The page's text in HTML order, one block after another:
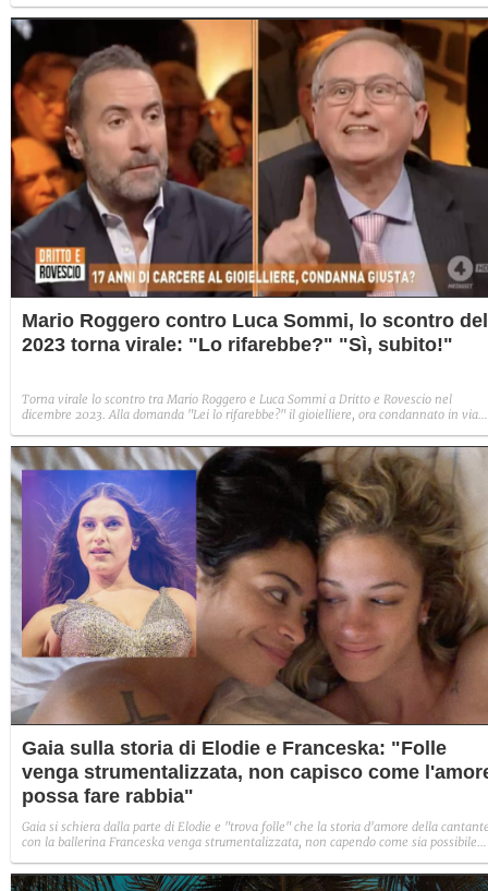
Mario Roggero contro Luca Sommi, lo scontro del
2023 torna virale: "Lo rifarebbe?" "Sì, subito!"
Torna virale lo scontro tra Mario Roggero e Luca Sommi a Dritto e Rovescio nel
dicembre 2023. Alla domanda "Lei lo rifarebbe?" il gioielliere, ora condannato in via
Gaia sulla storia di Elodie e Franceska: "Folle
venga strumentalizzata, non capisco come
possa fare rabbia"
Gaia si schiera dalla parte di Elodie e "trova folle" che la storia d'amore della
con la ballerina Franceska venga strumentalizzata, non capendo come sia possibile